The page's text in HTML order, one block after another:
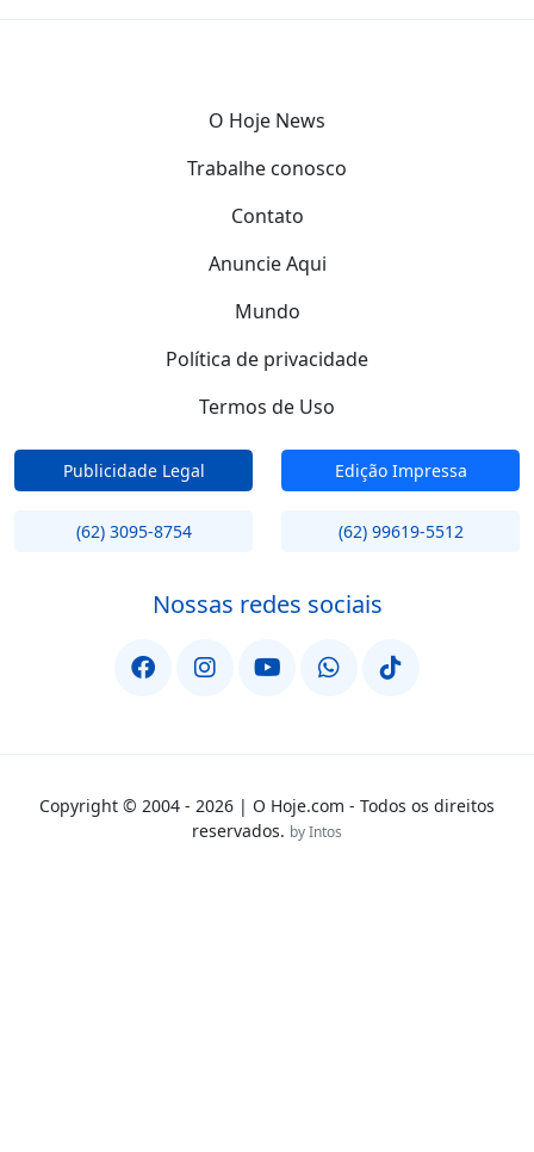
O Hoje News
Trabalhe conosco
Contato
Anuncie Aqui
Mundo
Política de privacidade
Termos de Uso
Publicidade Legal Edição Impressa
(62) 3095-8754 (62) 99619-5512
Nossas redes sociais
Copyright © 2004 - 2026 | O Hoje.com - Todos os direitos
reservados. by Intos